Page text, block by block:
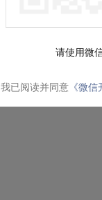
请使用微
我已阅读并同意 《微